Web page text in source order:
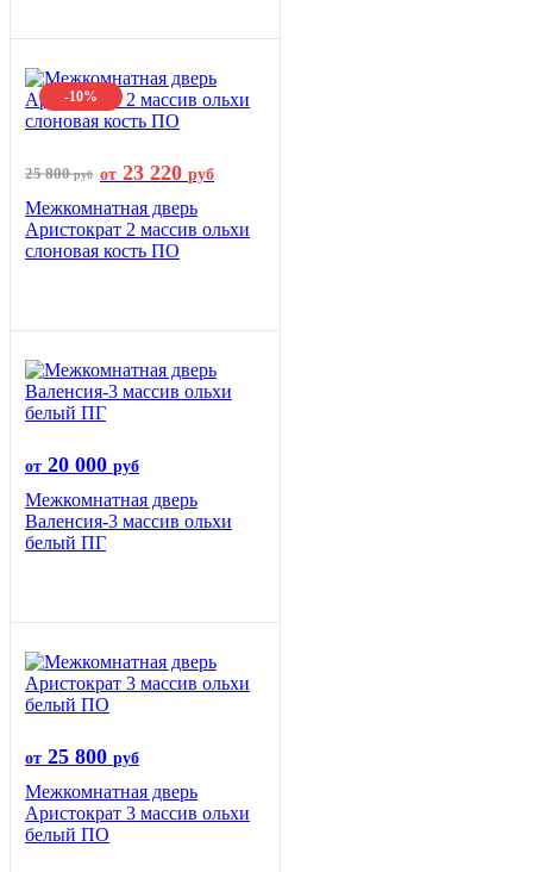
-10%
25 800руб от 23 220 руб
Межкомнатная дверь
Аристократ 2 массив ольхи
слоновая кость ПО
от 20 000 руб
Межкомнатная дверь
Валенсия-3 массив ольхи
белый ПГ
от 25 800 руб
Межкомнатная дверь
Аристократ 3 массив ольхи
белый ПО